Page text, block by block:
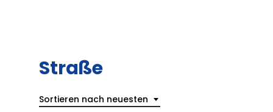
Straße
Sortieren nach neuesten